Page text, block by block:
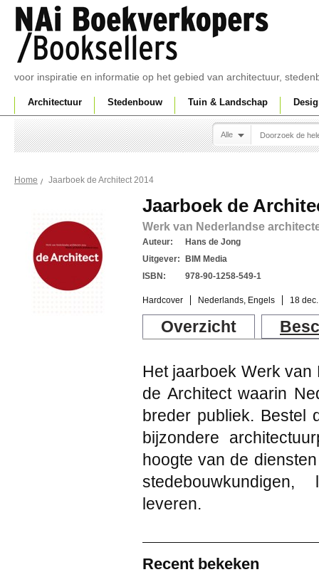
voor inspiratie en informatie op het gebied van architectuur,
Architectuur Stedenbouw Tuin & Landschap
Alle
Home Jaarboek de Architect 2014
Jaarboek de
Werk van Nederlandse
Auteur:
Hans de Jong
Uitgever:
BIM Media
ISBN:
978-90-1258-549-1
Hardcover Nederlands, Engels 18
Overzicht
Het jaarboek Werk
de Architect waarin
breder publiek. Bestel
bijzondere
hoogte van de
stedebouwkundigen,
leveren.
Recent bekeken